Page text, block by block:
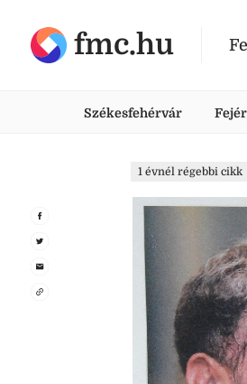
fmc.hu
Székesfehérvár
1 évnél régebbi cikk